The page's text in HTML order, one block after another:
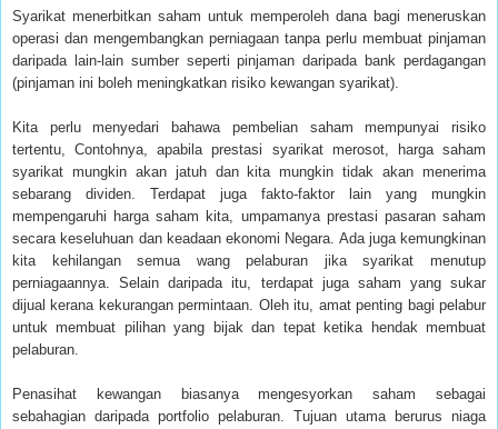
Syarikat menerbitkan saham untuk memperoleh dana bagi meneruskan
operasi dan mengembangkan perniagaan tanpa perlu membuat pinjaman
daripada lain-lain sumber seperti pinjaman daripada bank perdagangan
(pinjaman ini boleh meningkatkan risiko kewangan syarikat).
Kita perlu menyedari bahawa pembelian saham mempunyai risiko
tertentu, Contohnya, apabila prestasi syarikat merosot, harga saham
syarikat mungkin akan jatuh dan kita mungkin tidak akan menerima
sebarang dividen. Terdapat juga fakto-faktor lain yang mungkin
mempengaruhi harga saham kita, umpamanya prestasi pasaran saham
secara keseluhuan dan keadaan ekonomi Negara. Ada juga kemungkinan
kita kehilangan semua wang pelaburan jika syarikat menutup
perniagaannya. Selain daripada itu, terdapat juga saham yang sukar
dijual kerana kekurangan permintaan. Oleh itu, amat penting bagi pelabur
untuk membuat pilihan yang bijak dan tepat ketika hendak membuat
pelaburan.
Penasihat kewangan biasanya mengesyorkan saham sebagai
sebahagian daripada portfolio pelaburan. Tujuan utama berurus niaga